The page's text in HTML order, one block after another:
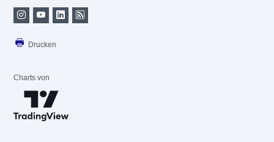
Drucken
Charts von